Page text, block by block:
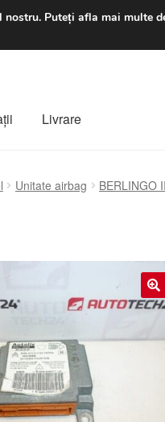
Livrare
Unitate airbag BERLINGO
🔍
nostru. Puteți afla mai multe